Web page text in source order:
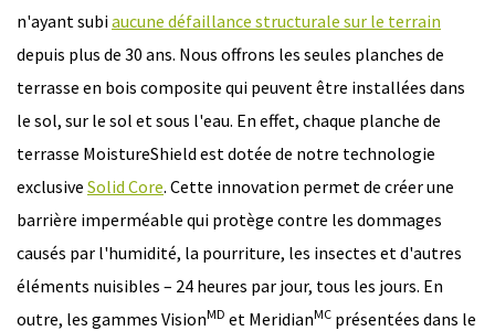
n'ayant subiaucune défaillance structurale sur le terrain
depuis plus de 30 ans. Nous offrons les seules planches de
terrasse en bois composite qui peuvent être installées dans
le sol, sur le sol et sous l'eau. En effet, chaque planche de
terrasse MoistureShield est dotée de notre technologie
exclusive Solid Core. Cette innovation permet de créer une
barrière imperméable qui protège contre les dommages
causés par l'humidité, la pourriture, les insectes et d'autres
éléments nuisibles – 24 heures par jour, tous les jours. En
outre, les gammes VisionMD et MeridianMC présentées dans le